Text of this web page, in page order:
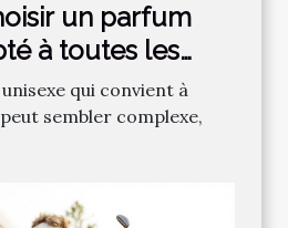
un parfum
à toutes les
qui convient à
sembler complexe,